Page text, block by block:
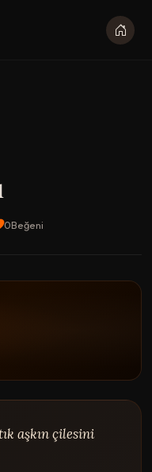
0Beğeni
aşkın çilesini